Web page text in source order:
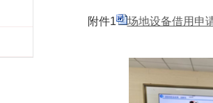
附件1 场地设备借用申